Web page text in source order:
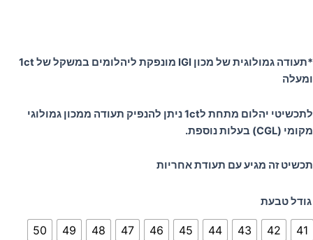
*תעודה גמולוגית של מכון IGI מונפקת ליהלומים במשקל של 1ct
ומעלה
לתכשיטי יהלום מתחת ל1ct ניתן להנפיק תעודה ממכון גמולוגי
מקומי (CGL) בעלות נוספת.
תכשיט זה מגיע עם תעודת אחריות
גודל טבעת
41
42
43
44
45
46
47
48
49
50
כמות
של
טבעת